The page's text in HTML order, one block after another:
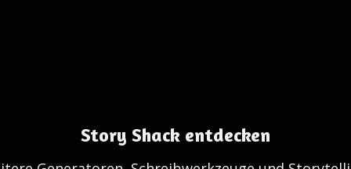
Story Shack entdecken